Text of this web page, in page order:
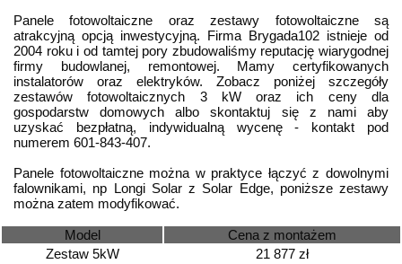
Panele fotowoltaiczne oraz zestawy fotowoltaiczne są
atrakcyjną opcją inwestycyjną. Firma Brygada102 istnieje od
2004 roku i od tamtej pory zbudowaliśmy reputację wiarygodnej
firmy budowlanej, remontowej. Mamy certyfikowanych
instalatorów oraz elektryków. Zobacz poniżej szczegóły
zestawów fotowoltaicznych 3 kW oraz ich ceny dla
gospodarstw domowych albo skontaktuj się z nami aby
uzyskać bezpłatną, indywidualną wycenę - kontakt pod
numerem 601-843-407.
Panele fotowoltaiczne można w praktyce łączyć z dowolnymi
falownikami, np Longi Solar z Solar Edge, poniższe zestawy
można zatem modyfikować.
Model
Cena z montażem
Zestaw 5kW
21 877 zł